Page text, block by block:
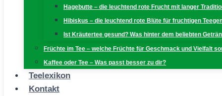
Hagebutte – die leuchtend rote Frucht mit langer
Hibiskus – die leuchtend rote Blüte für fruchtigen
Ist Kräutertee gesund? Was hinter dem beliebten
Früchte im Tee – welche Früchte für Geschmack und Vielfalt
Kaffee oder Tee – Was passt besser zu dir?
Teelexikon
Kontakt